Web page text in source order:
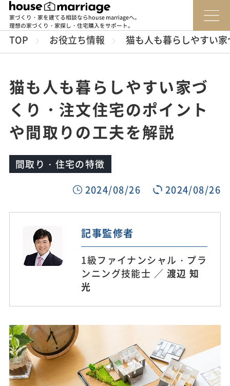
家づくり・家を建てる相談ならhouse marriageへ。
理想の家づくり・家探し・住宅購入をサポート。
TOP お役立ち情報 猫も人も暮らしやすい
猫も人も暮らしやすい家づ
くり・注文住宅のポイント
や間取りの工夫を解説
間取り・住宅の特徴
2024/08/26
2024/08/26
記事監修者
1級ファイナンシャル・プラ
ンニング技能士 ／ 渡辺 知
光